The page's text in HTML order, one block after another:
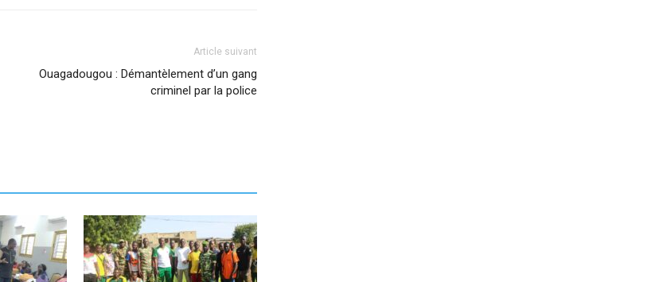
Article suivant
Ouagadougou : Démantèlement d’un gang
criminel par la police